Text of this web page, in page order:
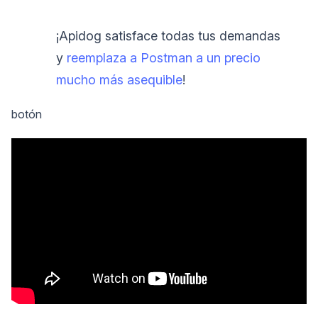
¡Apidog satisface todas tus demandas
y reemplaza a Postman a un precio
mucho más asequible!
botón